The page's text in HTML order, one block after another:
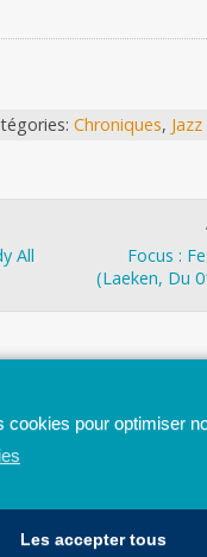
Chroniques, Jazz
All
Focus :
(Laeken, Du
cookies pour optimiser
Les accepter tous